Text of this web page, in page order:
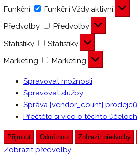
Funkční
FunkčníVždy aktivní
Předvolby
Předvolby
Statistiky
Statistiky
Marketing
Marketing
Spravovat možnosti
Spravovat služby
Správa {vendor_count} prodejců
Přečtěte si více o těchto účelech
Přijmout Odmítnout Zobrazit předvolby
Zobrazit předvolby